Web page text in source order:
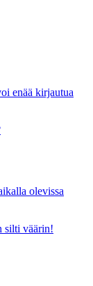
enää kirjautua
olevissa
silti väärin!